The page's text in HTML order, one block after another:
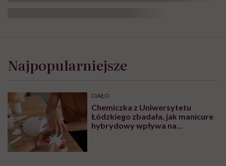
Najpopularniejsze
CIAŁO
Chemiczka z Uniwersytetu
Łódzkiego zbadała, jak manicure
hybrydowy wpływa na